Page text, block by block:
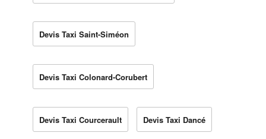
Devis Taxi Saint-Siméon
Devis Taxi Colonard-Corubert
Devis Taxi Courcerault Devis Taxi Dancé